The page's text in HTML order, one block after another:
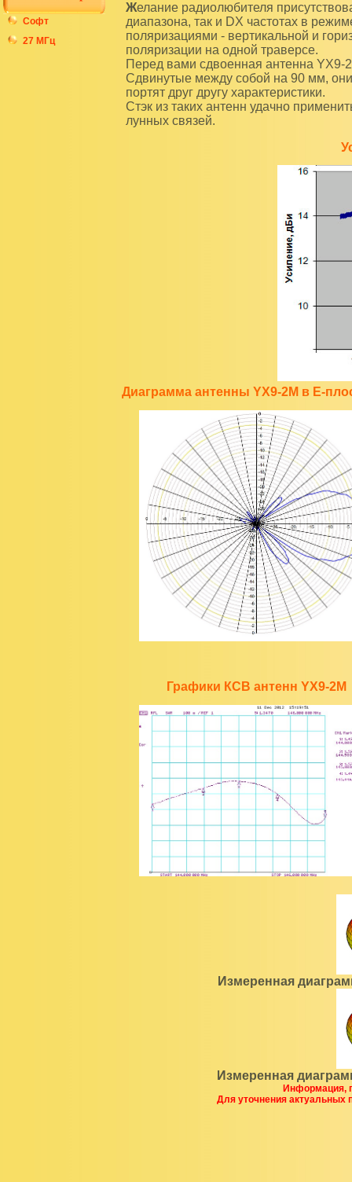
Софт
27 МГц
Желание радиолюбителя присутствовать как в местных FM участках 2-х метрового
диапазона, так и DX частотах в
поляризациями - вертикальной и
поляризации на одной траверсе.
Перед вами сдвоенная антенна YX9-
Сдвинутые между собой на 90 мм,
портят друг другу характеристики.
Стэк из таких антенн удачно
лунных связей.
Диаграмма антенны YX9-2M в Е-
Графики КСВ антенн YX9-2M
Измеренная
Измеренная
Информация,
Для уточнения актуальных